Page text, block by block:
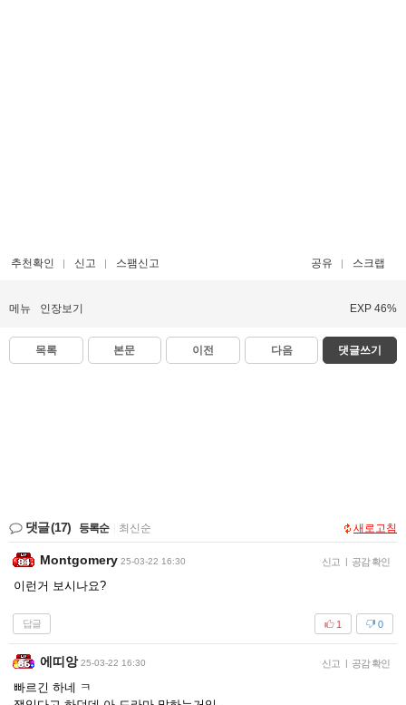
추천확인 신고 스팸신고 공유 스크랩
메뉴 인장보기 EXP 46%
목록 본문 이전 다음 댓글쓰기
댓글(17) 등록순 최신순 새로고침
Montgomery 25-03-22 16:30 신고 공감 확인
이런거 보시나요?
답글 0
1
에띠앙 25-03-22 16:30 신고 공감 확인
빠르긴 하네 ㅋ